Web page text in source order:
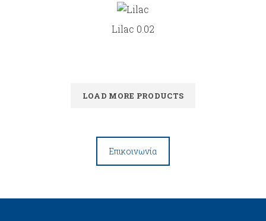
Lilac 0.02
LOAD MORE PRODUCTS
Επικοινωνία